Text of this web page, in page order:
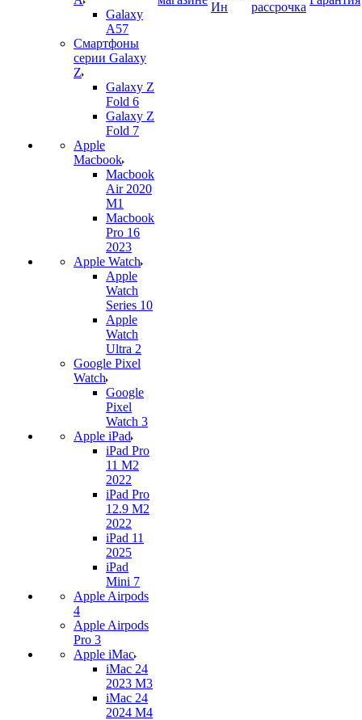
Galaxy
A57
Смартфоны
серии Galaxy
Z
Galaxy Z
Fold 6
Galaxy Z
Fold 7
Apple
Macbook
Macbook
Air 2020
M1
Macbook
Pro 16
2023
Apple Watch
Apple
Watch
Series 10
Apple
Watch
Ultra 2
Google Pixel
Watch
Google
Pixel
Watch 3
Apple iPad
iPad Pro
11 M2
2022
iPad Pro
12.9 M2
2022
iPad 11
2025
iPad
Mini 7
Apple Airpods
4
Apple Airpods
Pro 3
Apple iMac
iMac 24
2023 M3
iMac 24
2024 M4
Ин
рассрочка